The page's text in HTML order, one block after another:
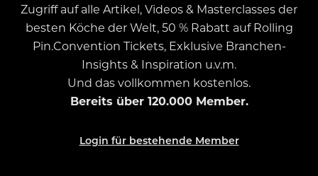
Zugriff auf alle Artikel, Videos & Masterclasses der
besten Köche der Welt, 50 % Rabatt auf Rolling
Pin.Convention Tickets, Exklusive Branchen-
Insights & Inspiration u.v.m.
Und das vollkommen kostenlos.
Bereits über 120.000 Member.
Login für bestehende Member